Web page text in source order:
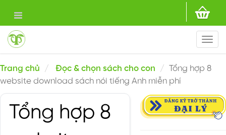
Trang chủ Đọc & chọn sách cho con
Tổng hợp 8
website download sách nói tiếng Anh miễn phí
Tổng hợp 8